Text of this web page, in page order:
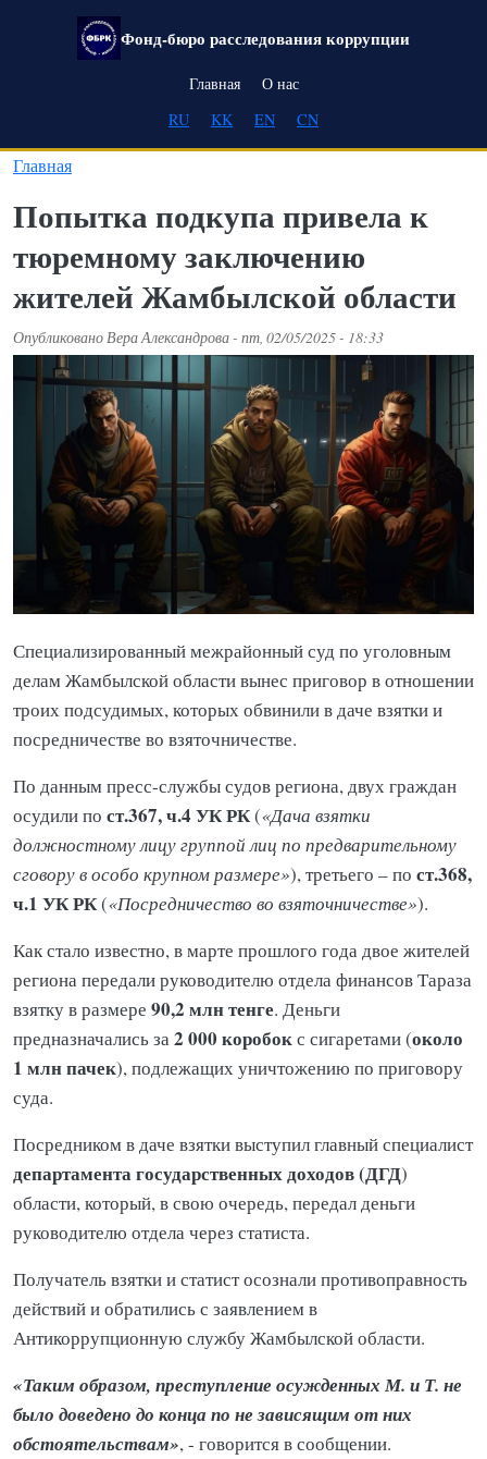
Перейти к основному содержанию
Фонд-бюро расследования коррупции
Main navigation
Главная
О нас
RU
KK EN CN
Главная
Попытка подкупа привела к
тюремному заключению
жителей Жамбылской области
ОпубликованоВера Александрова- пт, 02/05/2025 - 18:33
Специализированный межрайонный суд по уголовным
делам Жамбылской области вынес приговор в отношении
троих подсудимых, которых обвинили в даче взятки и
посредничестве во взяточничестве.
По данным пресс-службы судов региона, двух граждан
осудили по ст.367, ч.4 УК РК(«Дача взятки
должностному лицу группой лиц по предварительному
сговору в особо крупном размере»), третьего – по ст.368,
ч.1 УК РК(«Посредничество во взяточничестве»).
Как стало известно, в марте прошлого года двое жителей
региона передали руководителю отдела финансов Тараза
взятку в размере 90,2 млн тенге. Деньги
предназначались за2 000 коробокс сигаретами (около
1 млн пачек), подлежащих уничтожению по приговору
суда.
Посредником в даче взятки выступил главный специалист
департамента государственных доходов (ДГД)
области, который, в свою очередь, передал деньги
руководителю отдела через статиста.
Получатель взятки и статист осознали противоправность
действий и обратились с заявлением в
Антикоррупционную службу Жамбылской области.
«Таким образом, преступление осужденных М. и Т. не
было доведено до конца по не зависящим от них
обстоятельствам», - говорится в сообщении.